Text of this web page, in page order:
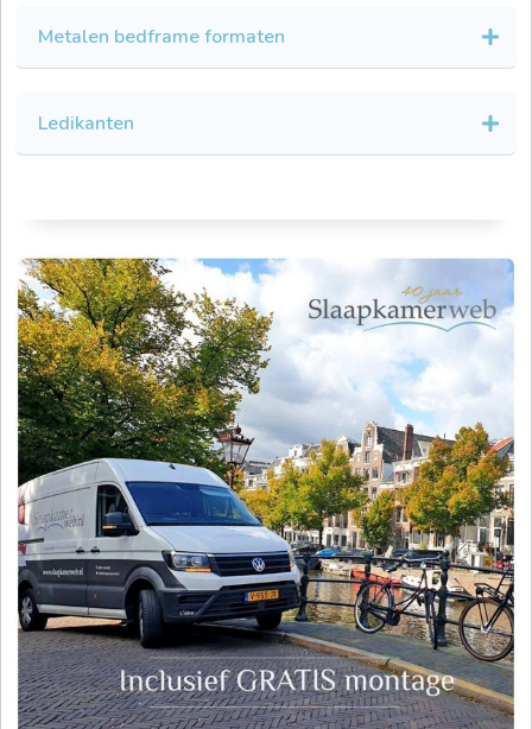
Metalen bedframe formaten
Ledikanten